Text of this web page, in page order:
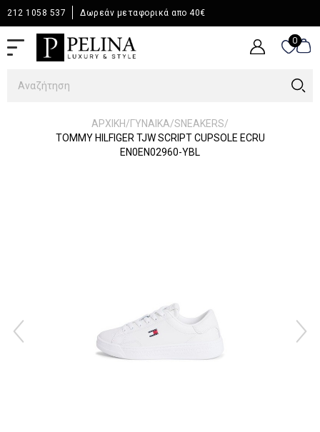
212 1058 537 Δωρεάν μεταφορικά απο 40€
0
0
ΑΡΧΙΚΉ/ΓΥΝΑΙΚΑ/SNEAKERS/
TOMMY HILFIGER TJW SCRIPT CUPSOLE ECRU
EN0EN02960-YBL